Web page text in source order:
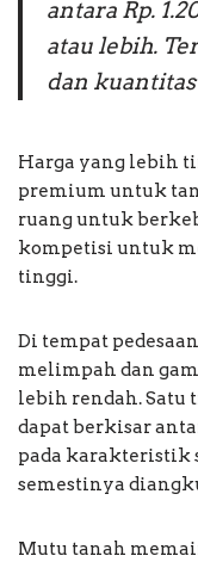
antara Rp.
atau lebih.
dan
Harga yang lebih
premium untuk
ruang untuk
kompetisi untuk
tinggi.
Di tempat
melimpah dan
lebih rendah. Satu
dapat berkisar
pada karakteristik
semestinya
Mutu tanah